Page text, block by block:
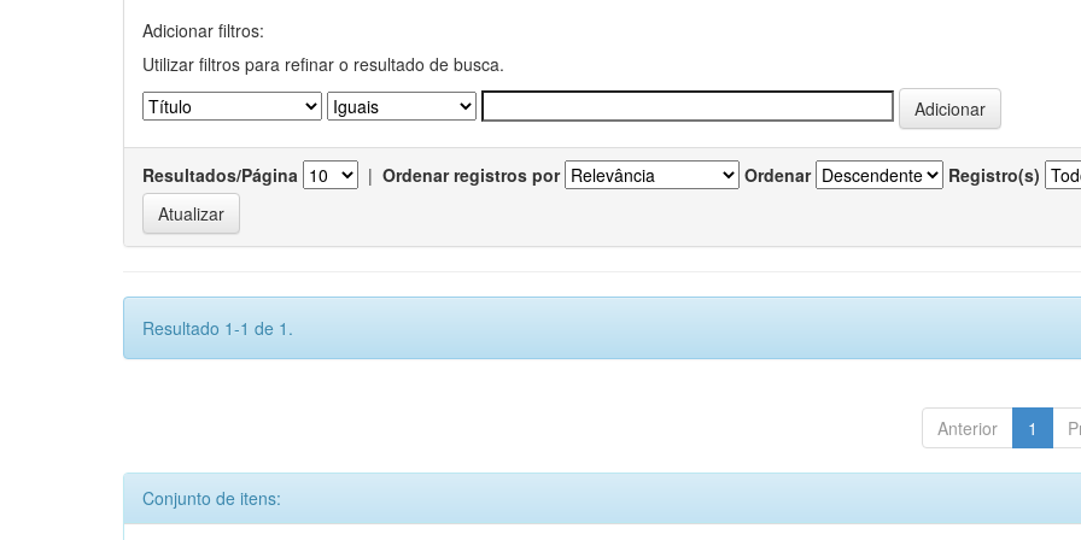
Adicionar filtros:
Utilizar filtros para refinar o resultado de busca.
Resultados/Página | Ordenar registros por Ordenar Registro(s)
Resultado 1-1 de 1.
Anterior 1
Conjunto de itens: